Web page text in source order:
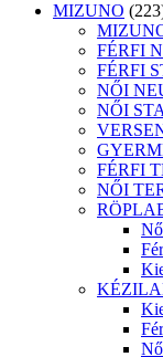
MIZUNO
FÉRFI
FÉRFI
NŐI
NŐI
FÉRFI
NŐI